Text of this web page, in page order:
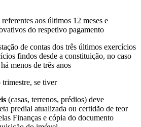
aos últimos 12 meses e
do respetivo pagamento
de contas dos três últimos exercícios
findos desde a constituição, no caso
menos de três anos
se tiver
(casas, terrenos, prédios) deve
predial atualizada ou certidão de teor
Finanças e cópia do documento